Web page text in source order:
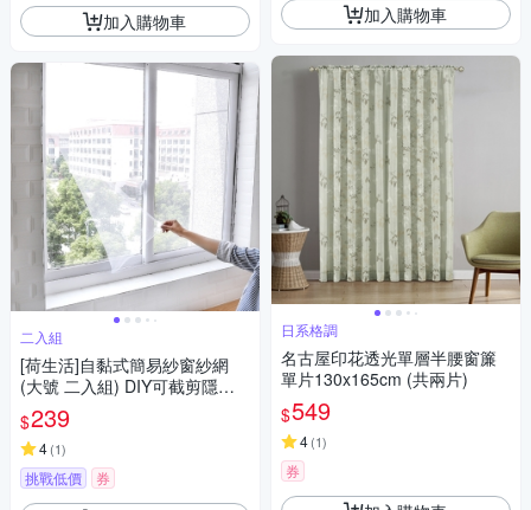
加入購物車
二入組
[荷生活]自黏式簡易紗窗紗網
(大號 二入組) DIY可截剪隱形
紗窗 附魔術貼
$239
4(1)
挑戰低價 券
加入購物車
日系格調
名古屋印花透光單層半腰窗簾
單片130x165cm (共兩片)
$549
4(1)
券